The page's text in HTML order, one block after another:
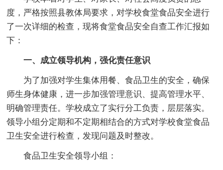
度，严格按照县教体局要求，对学校食堂食品安全进行
了一次详细的检查，现将食堂食品安全自查工作汇报如
下：
一、成立领导机构，强化责任意识
为了加强对学生集体用餐、食品卫生的安全，确保
师生身体健康，进一步加强管理意识、提高管理水平、
明确管理责任。学校成立了实行分工负责，层层落实。
领导小组分定期和不定期相结合的方式对学校食堂食品
卫生安全进行检查，发现问题及时整改。
食品卫生安全领导小组：